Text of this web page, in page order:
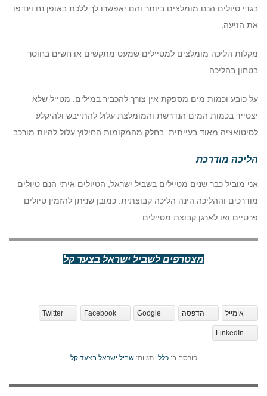
בגדי טיולים הנם מומלצים ביותר והם יאפשרו לך ללכת באופן נח וינדפו
את הזיעה.
מקלות הליכה מומלצים למטיילים שמעט מתקשים או חשים בחוסר
בטחון בהליכה.
על כובע וכמות מים מספקת אין צורך להכביר במילים. מטייל שלא
יצטייד בכמות המים הנדרשת והמומלצת עלול להתייבש ולהיקלע
לסיטואציה מאוד בעייתית. בחלק מהמקומות החילוץ עלול להיות מורכב.
הליכה מודרכת
אני מוביל כבר שנים מטיילים בשביל ישראל, הטיולים איתי הנם טיולים
מודרכים וההליכה הינה הליכה קבוצתית. כמובן שניתן להזמין טיולים
פרטיים ואו לארגן קבוצת מטיילים.
מצטרפים לשביל ישראל בצעד קל
אימייל הדפסה Google
Facebook
Twitter
LinkedIn
פורסם ב:כללי תגיות:שביל ישראל בצעד קל